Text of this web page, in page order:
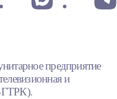
предприятие
и